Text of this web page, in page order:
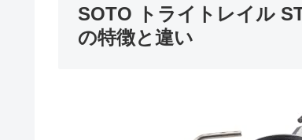
SOTO トライトレイル
の特徴と違い